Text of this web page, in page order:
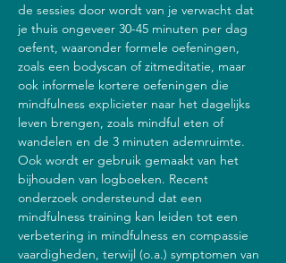
de sessies door wordt van je verwacht dat
je thuis ongeveer 30-45 minuten per dag
oefent, waaronder formele oefeningen,
zoals een bodyscan of zitmeditatie, maar
ook informele kortere oefeningen die
mindfulness explicieter naar het dagelijks
leven brengen, zoals mindful eten of
wandelen en de 3 minuten ademruimte.
Ook wordt er gebruik gemaakt van het
bijhouden van logboeken. Recent
onderzoek ondersteund dat een
mindfulness training kan leiden tot een
verbetering in mindfulness en compassie
vaardigheden, terwijl (o.a.) symptomen van